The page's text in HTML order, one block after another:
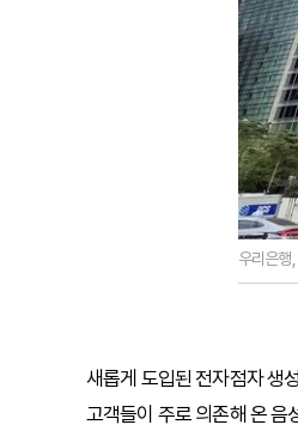
우리은행
새롭게 도입된 전자점자 생
고객들이 주로 의존해 온 음